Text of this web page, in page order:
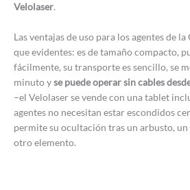
Velolaser.
Las ventajas de uso para los agentes de
que evidentes: es de tamaño compacto,
fácilmente, su transporte es sencillo, se
minuto yse puede operar sin cables
–el Velolaser se vende con una tablet
agentes no necesitan estar escondidos
permite su ocultación tras un arbusto,
otro elemento.